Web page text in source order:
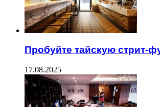
Пробуйте тайскую стрит-
17.08.2025